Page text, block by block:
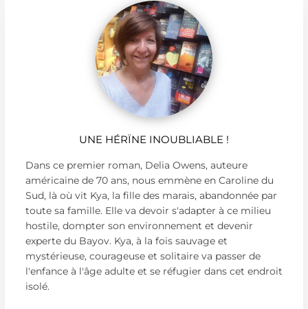
UNE HÉRÏNE INOUBLIABLE !
Dans ce premier roman, Delia Owens, auteure
américaine de 70 ans, nous emmène en Caroline du
Sud, là où vit Kya, la fille des marais, abandonnée par
toute sa famille. Elle va devoir s'adapter à ce milieu
hostile, dompter son environnement et devenir
experte du Bayov. Kya, à la fois sauvage et
mystérieuse, courageuse et solitaire va passer de
l'enfance à l'âge adulte et se réfugier dans cet endroit
isolé.